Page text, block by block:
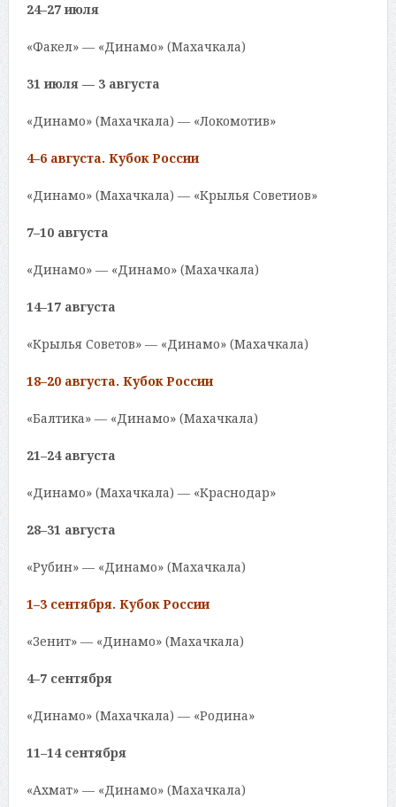
24–27 июля
«Факел» — «Динамо» (Махачкала)
31 июля — 3 августа
«Динамо» (Махачкала) — «Локомотив»
4–6 августа. Кубок России
«Динамо» (Махачкала) — «Крылья Советиов»
7–10 августа
«Динамо» — «Динамо» (Махачкала)
14–17 августа
«Крылья Советов» — «Динамо» (Махачкала)
18–20 августа. Кубок России
«Балтика» — «Динамо» (Махачкала)
21–24 августа
«Динамо» (Махачкала) — «Краснодар»
28–31 августа
«Рубин» — «Динамо» (Махачкала)
1–3 сентября. Кубок России
«Зенит» — «Динамо» (Махачкала)
4–7 сентября
«Динамо» (Махачкала) — «Родина»
11–14 сентября
«Ахмат» — «Динамо» (Махачкала)